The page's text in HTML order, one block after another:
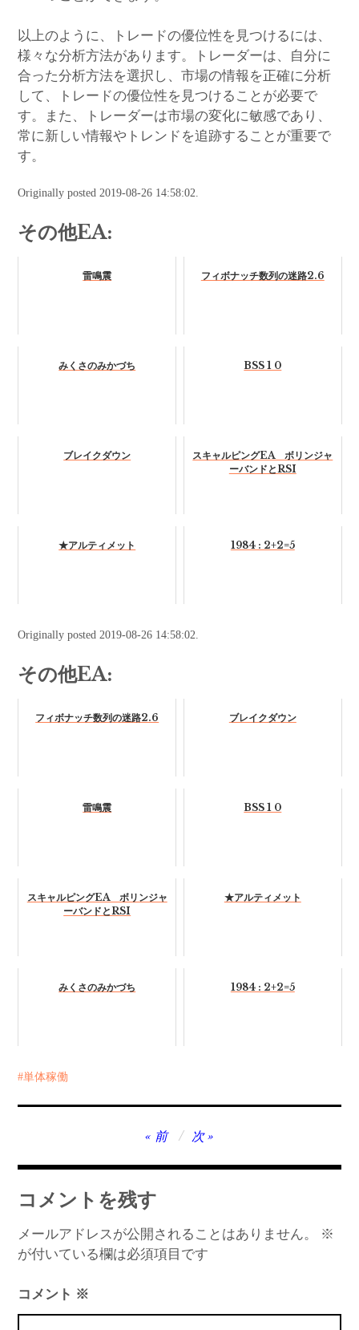
以上のように、トレードの優位性を見つけるには、
様々な分析方法があります。トレーダーは、自分に
合った分析方法を選択し、市場の情報を正確に分析
して、トレードの優位性を見つけることが必要で
す。また、トレーダーは市場の変化に敏感であり、
常に新しい情報やトレンドを追跡することが重要で
す。
Originally posted 2019-08-26 14:58:02.
その他EA:
雷鳴震 フィボナッチ数列の迷路2.6
みくさのみかづち BSS 1 0
ブレイクダウン
スキャルピングEA ボリンジャ
ーバンドとRSI
★アルティメット 1984 : 2+2=5
Originally posted 2019-08-26 14:58:02.
その他EA:
フィボナッチ数列の迷路2.6 ブレイクダウン
雷鳴震 BSS 1 0
スキャルピングEA ボリンジャ
ーバンドとRSI
★アルティメット
みくさのみかづち 1984 : 2+2=5
単体稼働
稿
ナ
ビ
ゲ
ー
シ
ョ
前 次
コメントを残す
メールアドレスが公開されることはありません。
※
が付いている欄は必須項目です
コメント ※